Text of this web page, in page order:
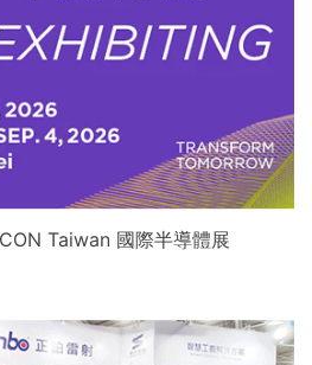
Taiwan 國際半導體展